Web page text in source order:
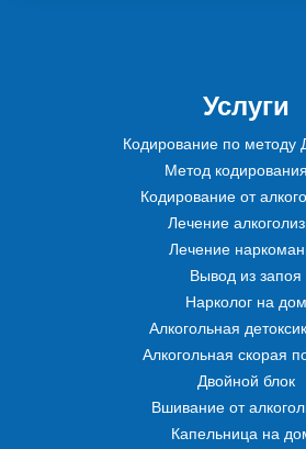
Услуги
Кодирование по методу
Метод
Кодирование от
Лечение
Лечение
Вывод из запоя
Нарколог на дом
Алкогольная
Алкогольная скорая
Двойной блок
Вшивание от
Капельница на